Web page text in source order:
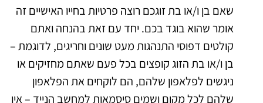
שאם בן ו/או בת זוגכם רוצה פרטיות בחייו האישיים זה
אומר שהוא בוגד בכם. יחד עם זאת בהנחה ואתם
קולטים דפוסי התנהגות מעט שונים וחריגים, לדוגמת –
בן ו/או בת הזוג קופצים בכל פעם שאתם מחזיקים או
ניגשים לפלאפון שלהם, הם לוקחים את הפלאפון
שלהם לכל מקום ושמים סיסמאות למחשב הנייד – אין